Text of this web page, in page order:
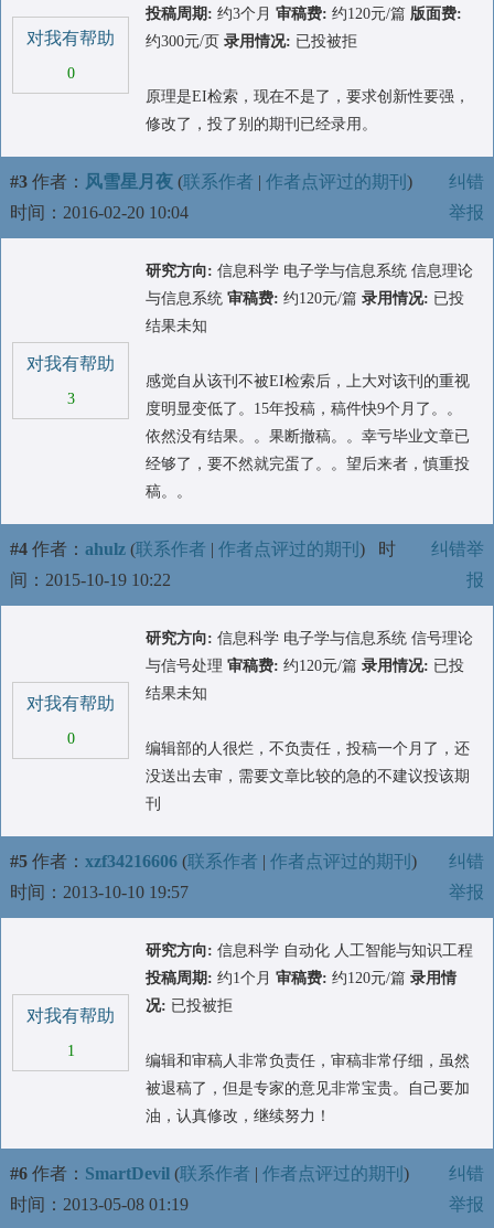
对我有帮助
0
投稿周期: 约3个月 审稿费: 约120元/篇 版面费:
约300元/页 录用情况: 已投被拒
原理是EI检索，现在不是了，要求创新性要强，
修改了，投了别的期刊已经录用。
#3 作者： 风雪星月夜 (联系作者 | 作者点评过的期刊 )
时间：2016-02-20 10:04
纠错
举报
对我有帮助
3
研究方向: 信息科学 电子学与信息系统 信息理论
与信息系统 审稿费: 约120元/篇 录用情况: 已投
结果未知
感觉自从该刊不被EI检索后，上大对该刊的重视
度明显变低了。15年投稿，稿件快9个月了。。
依然没有结果。。果断撤稿。。幸亏毕业文章已
经够了，要不然就完蛋了。。望后来者，慎重投
稿。。
#4 作者： ahulz (联系作者 | 作者点评过的期刊 ) 时
间：2015-10-19 10:22
纠错举
报
对我有帮助
0
研究方向: 信息科学 电子学与信息系统 信号理论
与信号处理 审稿费: 约120元/篇 录用情况: 已投
结果未知
编辑部的人很烂，不负责任，投稿一个月了，还
没送出去审，需要文章比较的急的不建议投该期
刊
#5 作者： xzf34216606 (联系作者 | 作者点评过的期刊 )
时间：2013-10-10 19:57
纠错
举报
对我有帮助
1
研究方向: 信息科学 自动化 人工智能与知识工程
投稿周期: 约1个月 审稿费: 约120元/篇 录用情
况: 已投被拒
编辑和审稿人非常负责任，审稿非常仔细，虽然
被退稿了，但是专家的意见非常宝贵。自己要加
油，认真修改，继续努力！
#6 作者： SmartDevil (联系作者 | 作者点评过的期刊 )
时间：2013-05-08 01:19
纠错
举报